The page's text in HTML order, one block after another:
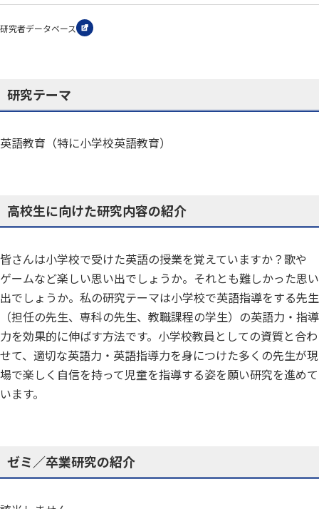
研究者データベース
研究テーマ
英語教育（特に小学校英語教育）
高校生に向けた研究内容の紹介
皆さんは小学校で受けた英語の授業を覚えていますか？歌や
ゲームなど楽しい思い出でしょうか。それとも難しかった思い
出でしょうか。私の研究テーマは小学校で英語指導をする先生
（担任の先生、専科の先生、教職課程の学生）の英語力・指導
力を効果的に伸ばす方法です。小学校教員としての資質と合わ
せて、適切な英語力・英語指導力を身につけた多くの先生が現
場で楽しく自信を持って児童を指導する姿を願い研究を進めて
います。
ゼミ／卒業研究の紹介